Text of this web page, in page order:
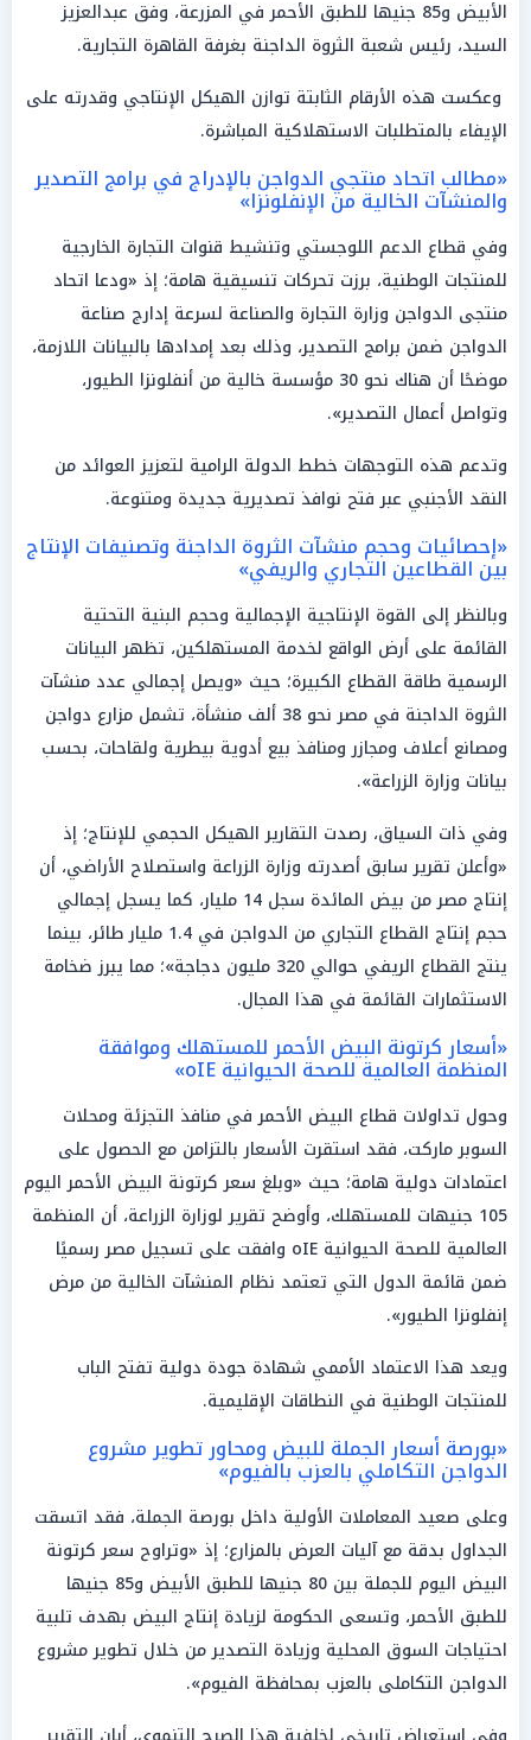
الأبيض و85 جنيها للطبق الأحمر في المزرعة، وفق عبدالعزيز
السيد، رئيس شعبة الثروة الداجنة بغرفة القاهرة التجارية.
وعكست هذه الأرقام الثابتة توازن الهيكل الإنتاجي وقدرته على
الإيفاء بالمتطلبات الاستهلاكية المباشرة.
«مطالب اتحاد منتجي الدواجن بالإدراج في برامج التصدير
والمنشآت الخالية من الإنفلونزا»
وفي قطاع الدعم اللوجستي وتنشيط قنوات التجارة الخارجية
للمنتجات الوطنية، برزت تحركات تنسيقية هامة؛ إذ «ودعا اتحاد
منتجى الدواجن وزارة التجارة والصناعة لسرعة إدارج صناعة
الدواجن ضمن برامج التصدير، وذلك بعد إمدادها بالبيانات اللازمة،
موضحًا أن هناك نحو 30 مؤسسة خالية من أنفلونزا الطيور،
وتواصل أعمال التصدير».
وتدعم هذه التوجهات خطط الدولة الرامية لتعزيز العوائد من
النقد الأجنبي عبر فتح نوافذ تصديرية جديدة ومتنوعة.
«إحصائيات وحجم منشآت الثروة الداجنة وتصنيفات الإنتاج
بين القطاعين التجاري والريفي»
وبالنظر إلى القوة الإنتاجية الإجمالية وحجم البنية التحتية
القائمة على أرض الواقع لخدمة المستهلكين، تظهر البيانات
الرسمية طاقة القطاع الكبيرة؛ حيث «ويصل إجمالي عدد منشآت
الثروة الداجنة في مصر نحو 38 ألف منشأة، تشمل مزارع دواجن
ومصانع أعلاف ومجازر ومنافذ بيع أدوية بيطرية ولقاحات، بحسب
بيانات وزارة الزراعة».
وفي ذات السياق، رصدت التقارير الهيكل الحجمي للإنتاج؛ إذ
«وأعلن تقرير سابق أصدرته وزارة الزراعة واستصلاح الأراضي، أن
إنتاج مصر من بيض المائدة سجل 14 مليار، كما يسجل إجمالي
حجم إنتاج القطاع التجاري من الدواجن في 1.4 مليار طائر، بينما
ينتج القطاع الريفي حوالي 320 مليون دجاجة»؛ مما يبرز ضخامة
الاستثمارات القائمة في هذا المجال.
«أسعار كرتونة البيض الأحمر للمستهلك وموافقة
المنظمة العالمية للصحة الحيوانية oIE»
وحول تداولات قطاع البيض الأحمر في منافذ التجزئة ومحلات
السوبر ماركت، فقد استقرت الأسعار بالتزامن مع الحصول على
اعتمادات دولية هامة؛ حيث «وبلغ سعر كرتونة البيض الأحمر اليوم
105 جنيهات للمستهلك، وأوضح تقرير لوزارة الزراعة، أن المنظمة
العالمية للصحة الحيوانية oIE وافقت على تسجيل مصر رسميًا
ضمن قائمة الدول التي تعتمد نظام المنشآت الخالية من مرض
إنفلونزا الطيور».
ويعد هذا الاعتماد الأممي شهادة جودة دولية تفتح الباب
للمنتجات الوطنية في النطاقات الإقليمية.
«بورصة أسعار الجملة للبيض ومحاور تطوير مشروع
الدواجن التكاملي بالعزب بالفيوم»
وعلى صعيد المعاملات الأولية داخل بورصة الجملة، فقد اتسقت
الجداول بدقة مع آليات العرض بالمزارع؛ إذ «وتراوح سعر كرتونة
البيض اليوم للجملة بين 80 جنيها للطبق الأبيض و85 جنيها
للطبق الأحمر، وتسعى الحكومة لزيادة إنتاج البيض بهدف تلبية
احتياجات السوق المحلية وزيادة التصدير من خلال تطوير مشروع
الدواجن التكاملى بالعزب بمحافظة الفيوم».